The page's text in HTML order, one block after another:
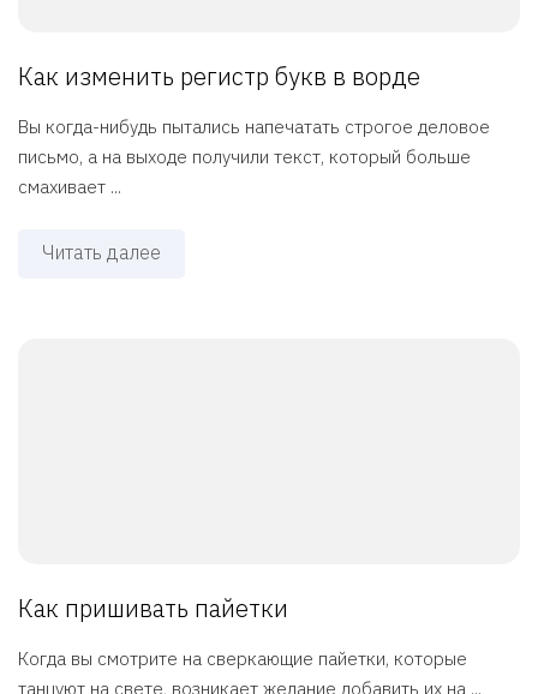
Как изменить регистр букв в ворде
Вы когда-нибудь пытались напечатать строгое деловое
письмо, а на выходе получили текст, который больше
смахивает ...
Читать далее
Как пришивать пайетки
Когда вы смотрите на сверкающие пайетки, которые
танцуют на свете, возникает желание добавить их на ...